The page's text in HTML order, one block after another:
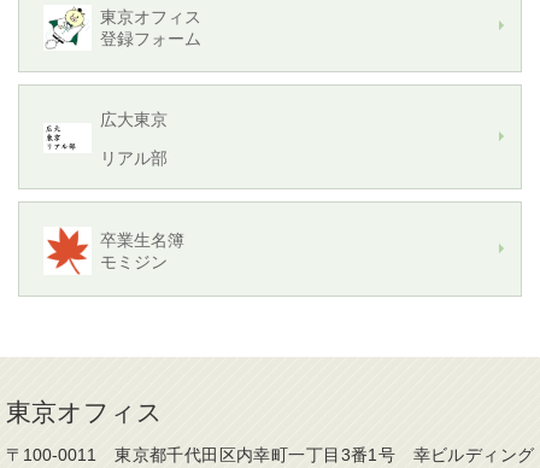
東京オフィス
登録フォーム
広大東京
リアル部
卒業生名簿
モミジン
東京オフィス
〒100-0011 東京都千代田区内幸町一丁目3番1号 幸ビルディング